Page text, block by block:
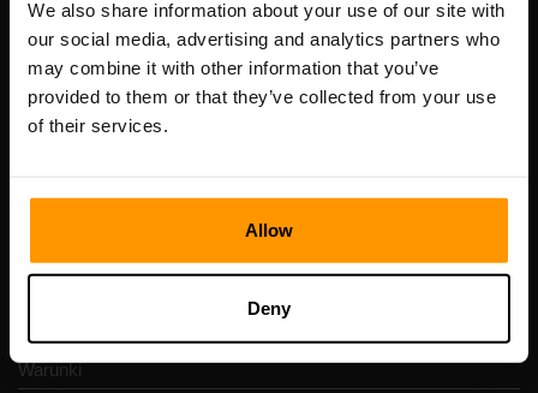
We also share information about your use of our site with
our social media, advertising and analytics partners who
may combine it with other information that you’ve
provided to them or that they’ve collected from your use
of their services.
Allow
Deny
Adres: Harju maakond, Tallinn, Kesklinna linnaosa,
Vesivärava tn 50-201, 10152
Szybka nawigacja
Recenzje
Polityka prywatności
Warunki